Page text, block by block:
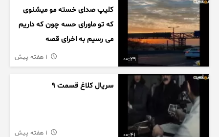
00:29
کلیپ صدای خسته مو میشنوی
که تو ماورای حسه چون که داریم
می رسیم به اخرای قصه
00:41
سریال کلاغ قسمت 9